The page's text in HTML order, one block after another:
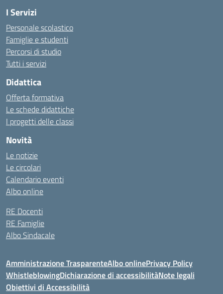
I Servizi
Personale scolastico
Famiglie e studenti
Percorsi di studio
Tutti i servizi
Didattica
Offerta formativa
Le schede didattiche
I progetti delle classi
Novità
Le notizie
Le circolari
Calendario eventi
Albo online
RE Docenti
RE Famiglie
Albo Sindacale
Amministrazione TrasparenteAlbo onlinePrivacy Policy
WhistleblowingDichiarazione di accessibilitàNote legali
Obiettivi di Accessibilità